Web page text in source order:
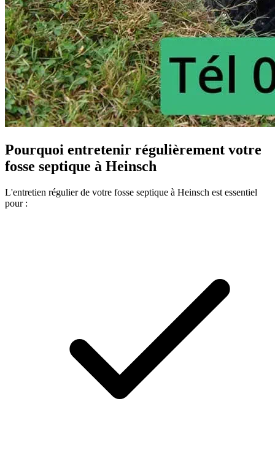
Pourquoi entretenir régulièrement votre
fosse septique à Heinsch
L'entretien régulier de votre fosse septique à Heinsch est essentiel
pour :